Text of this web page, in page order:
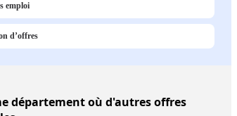
emploi
d’offres
département où d'autres offres